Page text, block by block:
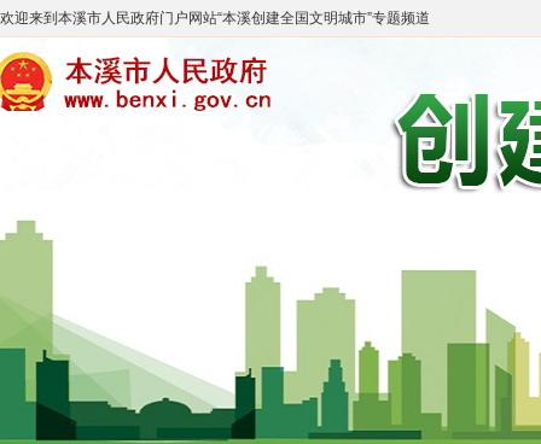
欢迎来到 本溪市人民政府门户网站“本溪创建全国文明城市”专题频道